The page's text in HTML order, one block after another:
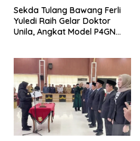
Sekda Tulang Bawang Ferli
Yuledi Raih Gelar Doktor
Unila, Angkat Model P4GN